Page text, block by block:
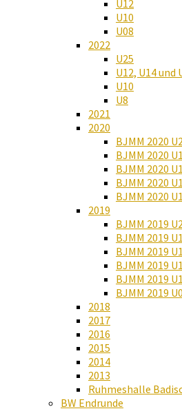
U12
U10
U08
2022
U25
U12, U14 und
U10
U8
2021
2020
BJMM 2020
BJMM 2020
BJMM 2020
BJMM 2020
BJMM 2020
2019
BJMM 2019
BJMM 2019
BJMM 2019
BJMM 2019
BJMM 2019
BJMM 2019
2018
2017
2016
2015
2014
2013
Ruhmeshalle
BW Endrunde